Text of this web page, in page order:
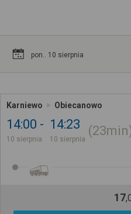
pon.. 10 sierpnia
Karniewo Obiecanowo
14:00
10 sierpnia
14:23
10 sierpnia
23min
17,